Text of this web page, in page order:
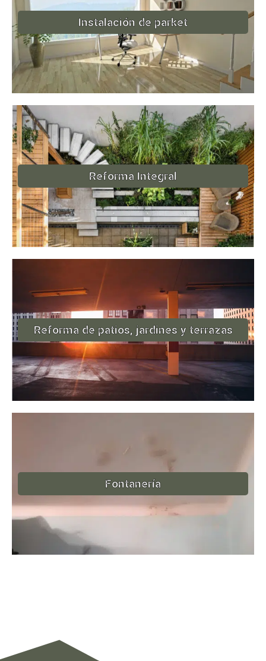
Instalación de parket
Reforma Integral
Reforma de patios, jardines y terrazas
Fontanería